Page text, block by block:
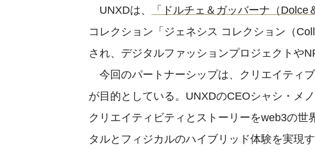
UNXDは、 「ドルチェ＆ガッバーナ（
コレクション「ジェネシス コレクション（
され、デジタルファッションプロジェクトや
今回のパートナーシップは、クリエイティ
が目的としている。UNXDのCEOシャシ・メ
クリエイティビティとストーリーをweb3の
タルとフィジカルのハイブリッド体験を実現